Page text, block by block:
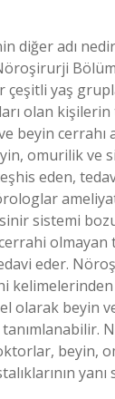
diğer adı
çeşitli yaş
olan kişilerin
beyin cerrahı
omurilik ve
eden,
sistemi
eder.
olarak beyin
beyin,